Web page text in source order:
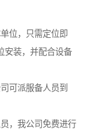
位，只需定位即
安装，并配合设备
可派服备人员到
，我公司免费进行